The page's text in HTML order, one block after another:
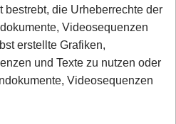
die Urheberrechte der
Videosequenzen
erstellte Grafiken,
und Texte zu nutzen oder
Videosequenzen